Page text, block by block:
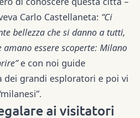
Carlo Castellaneta: “Ci
bellezza che si danno a tutti,
amano essere scoperte: Milano
e con noi guide
dei grandi esploratori e poi vi
ai visitatori